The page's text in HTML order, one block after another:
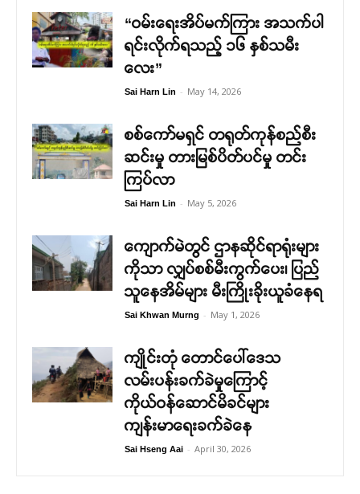
“ဝမ်းရေးအိပ်မက်ကြား အသက်ပါ
ရင်းလိုက်ရသည့် ၁၆ နှစ်သမီး
လေး”
Sai Harn Lin - May 14, 2026
စစ်ကော်မရှင် တရုတ်ကုန်စည်စီး
ဆင်းမှု တားမြစ်ပိတ်ပင်မှု တင်း
ကြပ်လာ
Sai Harn Lin - May 5, 2026
ကျောက်မဲတွင် ဌာနဆိုင်ရာရုံးများ
ကိုသာ လျှပ်စစ်မီးကွက်ပေး၊ ပြည်
သူနေအိမ်များ မီးကြိုးခိုးယူခံနေရ
Sai Khwan Murng - May 1, 2026
ကျိုင်းတုံ တောင်ပေါ်ဒေသ
လမ်းပန်းခက်ခဲမှုကြောင့်
ကိုယ်ဝန်ဆောင်မိခင်များ
ကျန်းမာရေးခက်ခဲနေ
Sai Hseng Aai - April 30, 2026